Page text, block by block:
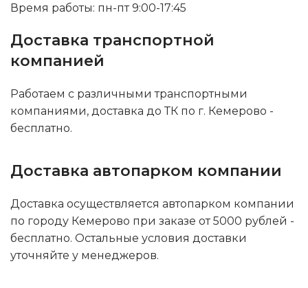
Время работы: пн-пт 9:00-17:45
Доставка транспортной
компанией
Работаем с различными транспортными
компаниями, доставка до ТК по г. Кемерово -
бесплатно.
Доставка автопарком компании
Доставка осуществляется автопарком компании
по городу Кемерово при заказе от 5000 рублей -
бесплатно. Остальные условия доставки
уточняйте у менеджеров.